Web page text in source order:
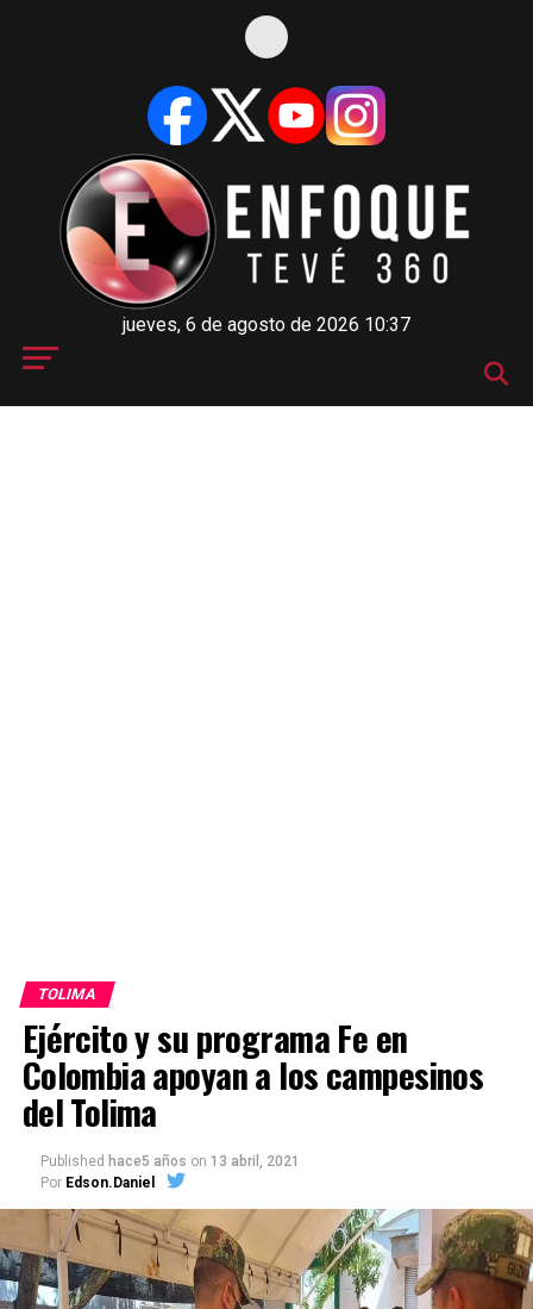
jueves, 6 de agosto de 2026 10:37
TOLIMA
Ejército y su programa Fe en
Colombia apoyan a los campesinos
del Tolima
Published hace5 años on 13 abril, 2021
Por Edson.Daniel